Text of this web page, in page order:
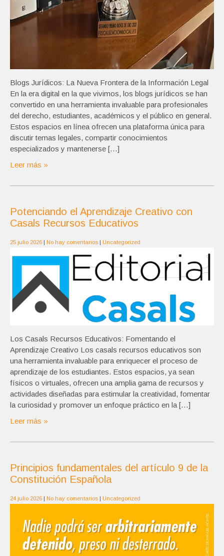
Blogs Jurídicos: La Nueva Frontera de la Información Legal
En la era digital en la que vivimos, los blogs jurídicos se han
convertido en una herramienta invaluable para profesionales
del derecho, estudiantes, académicos y el público en general.
Estos espacios en línea ofrecen una plataforma única para
discutir temas legales, compartir conocimientos
especializados y mantenerse […]
Leer más »
Potenciando el Aprendizaje Creativo con
Casals Recursos Educativos
25 julio 2026 | No hay comentarios | Uncategorized
Los Casals Recursos Educativos: Fomentando el
Aprendizaje Creativo Los casals recursos educativos son
una herramienta invaluable para enriquecer el proceso de
aprendizaje de los estudiantes. Estos espacios, ya sean
físicos o virtuales, ofrecen una amplia gama de recursos y
actividades diseñadas para estimular la creatividad, fomentar
la curiosidad y promover un enfoque práctico en la […]
Leer más »
Principios fundamentales del artículo 9 de la
Constitución Española
24 julio 2026 No hay comentarios Uncategorized